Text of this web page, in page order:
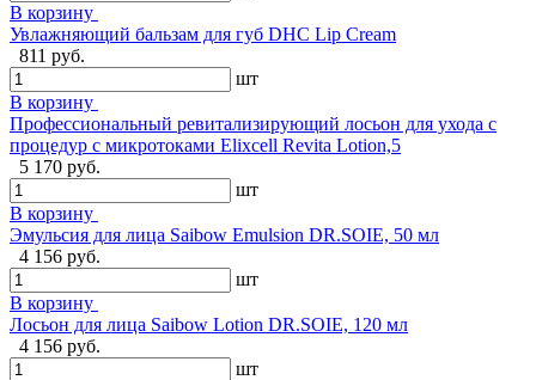
В корзину
Увлажняющий бальзам для губ DHC Lip Cream
811 руб.
шт
В корзину
Профессиональный ревитализирующий лосьон для ухода с
процедур с микротоками Elixcell Revita Lotion,5
5 170 руб.
шт
В корзину
Эмульсия для лица Saibow Emulsion DR.SOIE, 50 мл
4 156 руб.
шт
В корзину
Лосьон для лица Saibow Lotion DR.SOIE, 120 мл
4 156 руб.
шт